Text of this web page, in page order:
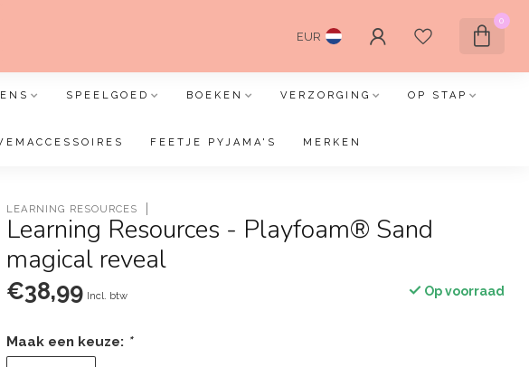
EUR
0
SPEELGOED BOEKEN VERZORGING OP STAP
FEETJE PYJAMA'S MERKEN
LEARNING RESOURCES
Learning Resources - Playfoam® Sand
magical reveal
€38,99 Incl. btw Op voorraad
Maak een keuze: *